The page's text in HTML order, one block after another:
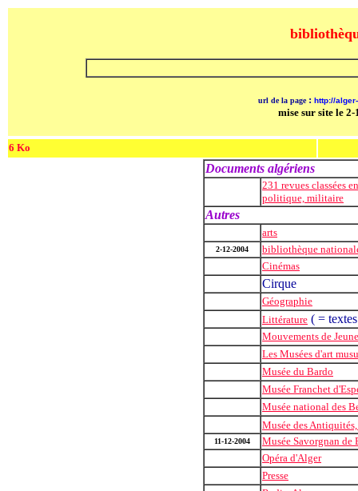
url de la page: http://
mise sur site le
6 Ko
Documents algériens
231 revues classées
politique, militaire
Autres
arts
2-12-2004
bibliothèque
Cinémas
Cirque
Géographie
Littérature ( =
Mouvements de
Les Musées d'art
Musée du Bardo
Musée Franchet
Musée national des
Musée des
11-12-2004
Musée Savorgnan de
Opéra d'Alger
Presse